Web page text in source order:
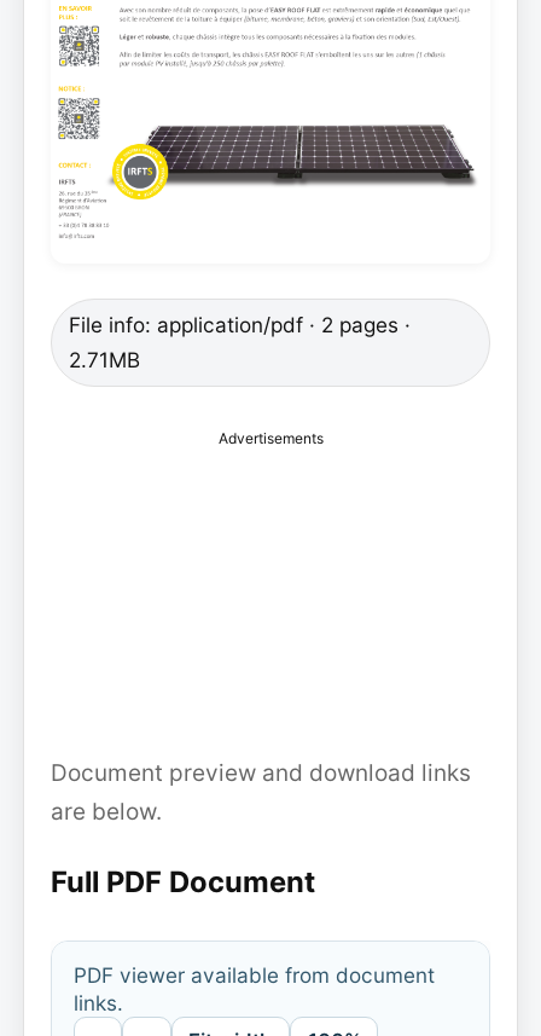
File info: application/pdf · 2 pages ·
2.71MB
Advertisements
Document preview and download links
are below.
Full PDF Document
PDF viewer available from document
links.